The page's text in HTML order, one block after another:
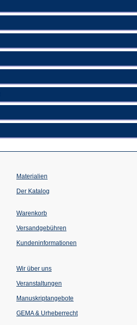
Materialien
Der Katalog
Warenkorb
Versandgebühren
Kundeninformationen
Wir über uns
Veranstaltungen
einem
Tab)
Manuskriptangebote
GEMA & Urheberrecht